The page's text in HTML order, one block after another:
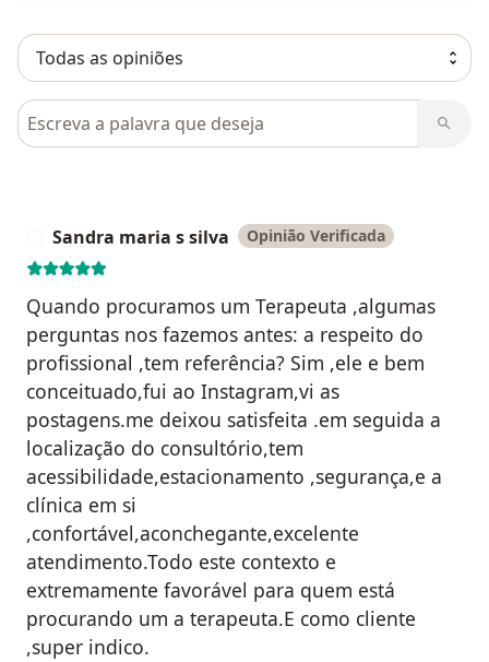
Pesquisar em opiniões
Sandra maria s silva Opinião Verificada
Quando procuramos um Terapeuta ,algumas
perguntas nos fazemos antes: a respeito do
profissional ,tem referência? Sim ,ele e bem
conceituado,fui ao Instagram,vi as
postagens.me deixou satisfeita .em seguida a
localização do consultório,tem
acessibilidade,estacionamento ,segurança,e a
clínica em si
,confortável,aconchegante,excelente
atendimento.Todo este contexto e
extremamente favorável para quem está
procurando um a terapeuta.E como cliente
,super indico.